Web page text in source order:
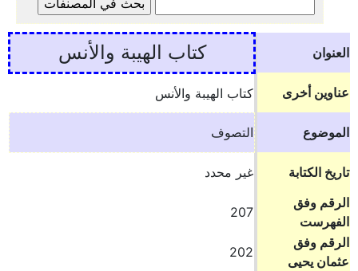
العنوان كتاب الهيبة والأنس
عناوين أخرى كتاب الهيبة والأنس
الموضوع التصوف
تاريخ الكتابة
غير محدد
الرقم وفق
الفهرست
207
الرقم وفق
عثمان يحيى
202